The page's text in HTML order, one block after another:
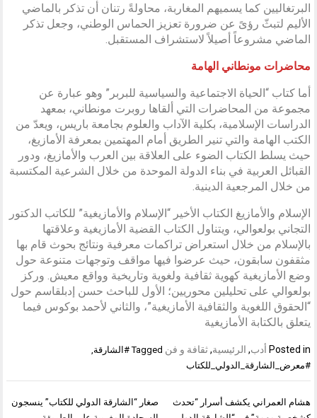
البرتغاليين كما يسميهم المغاربة، محاولةً رتنان أن تذكر بالماضي
الأليم لتبثّ رؤىً عن ضرورة تعزيز الحماس الوطني، وجعل تذكر
الماضي مشروعاً أصيلاً لاستشراف المستقبل.
محاضرات مونطاني الهامة
أما كتاب “الحياة الاجتماعية والسياسية للبربر” وهو عبارة عن
مجموعة من المحاضرات التي ألقاها روبرت مونطاني، بمعهد
الدراسات الإسلامية، بكلية الآداب والعلوم بجامعة باريس، ويعدّ من
الكتب الهامة والتي تنير الطريق أمام المهتمين بمعرفة الأمازيغ،
حيث يسلط الكتاب الضوء على العلاقة بين العرب والأمازيغ، ودور
القبائل العربية في بناء الدولة الموحدة من خلال الشرعية المكتسبة
من خلال المرجعية الدينية.
الإسلام والأمازيغ الكتاب الأخير “الإسلام والأمازيغية” للكاتب الدكتور
التجاني بولعوالي، ويتناول الكتاب القضية الأمازيغية وعلاقتها
بالإسلام من خلال استعراض تراكمات معرفية ونتائج بحوث قام بها
مثقفون سابقون، حيث عرضوا فيها مواقف وتوجهات متنوعة حول
وضع الأمازيغية كهوية ثقافية ولغوية وتاريخية وواقع معيش. وركز
بولعوالي على تحليلين محوريين؛ الأول للباحث حسن إدبلقاسم حول
“الحقوق اللغوية والثقافية الأمازيغية”، والثاني لأحمد بوكوس فيما
يتعلق بالكتابة الأمازيغية
Posted in أدب, الرئيسية,ثقافة و فن Tagged #الشارقة
#معرض_الشارقة_الدولي_للكتاب
تصفّح
صغار “الشارقة الدولي للكتاب” ينسجون
هشام العمراني يكشف أسرار “تحدث